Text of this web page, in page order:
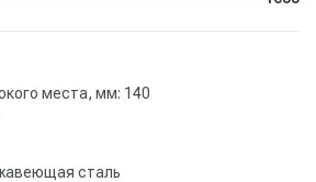
места, мм: 140
сталь